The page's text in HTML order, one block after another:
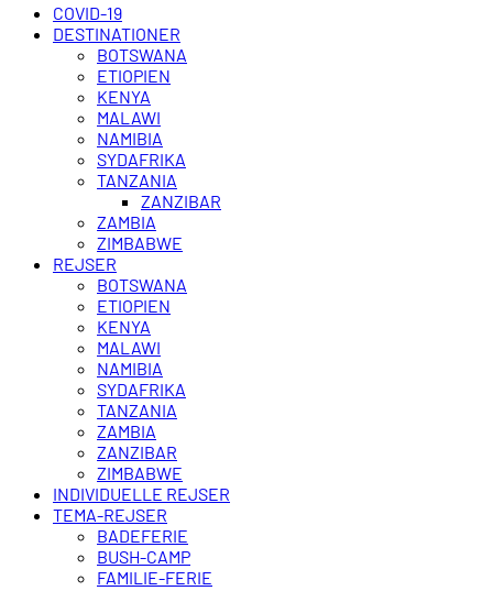
COVID-19
DESTINATIONER
BOTSWANA
ETIOPIEN
KENYA
MALAWI
NAMIBIA
SYDAFRIKA
TANZANIA
ZANZIBAR
ZAMBIA
ZIMBABWE
REJSER
BOTSWANA
ETIOPIEN
KENYA
MALAWI
NAMIBIA
SYDAFRIKA
TANZANIA
ZAMBIA
ZANZIBAR
ZIMBABWE
INDIVIDUELLE REJSER
TEMA-REJSER
BADEFERIE
BUSH-CAMP
FAMILIE-FERIE